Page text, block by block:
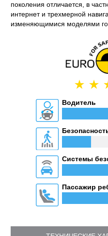
поколения отличается, в
интернет и трехмерной
изменяющимися моделями
Водитель
Системы
Пассажир